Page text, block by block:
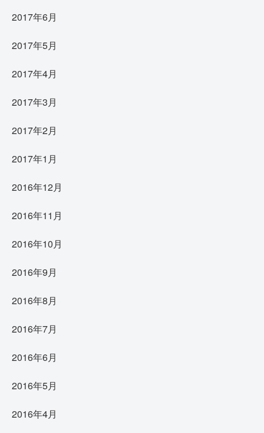
2017年6月
2017年5月
2017年4月
2017年3月
2017年2月
2017年1月
2016年12月
2016年11月
2016年10月
2016年9月
2016年8月
2016年7月
2016年6月
2016年5月
2016年4月